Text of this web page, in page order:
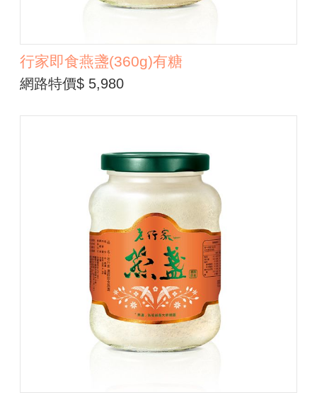
行家即食燕盞(360g)有糖
網路特價$ 5,980